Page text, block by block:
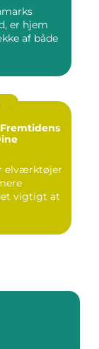
er hjem
af både
elværktøjer
vigtigt at